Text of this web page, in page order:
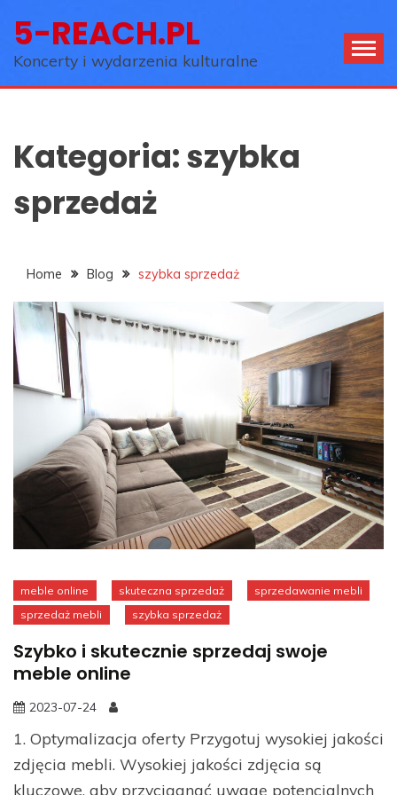
content
5-REACH.PL
Koncerty i wydarzenia kulturalne
Kategoria:szybka
sprzedaż
Home Blog szybka sprzedaż
meble online skuteczna sprzedaż
sprzedawanie mebli
sprzedaż mebli
szybka sprzedaż
Szybko i skutecznie sprzedaj swoje
meble online
2023-07-24
1. Optymalizacja oferty Przygotuj wysokiej jakości
zdjęcia mebli. Wysokiej jakości zdjęcia są
kluczowe, aby przyciągnąć uwagę potencjalnych